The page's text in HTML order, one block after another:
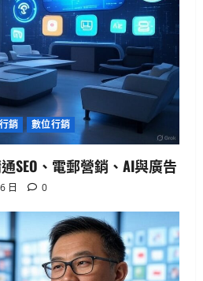
銷 數位行銷
SEO、電郵營銷、AI與廣告
日 0
長